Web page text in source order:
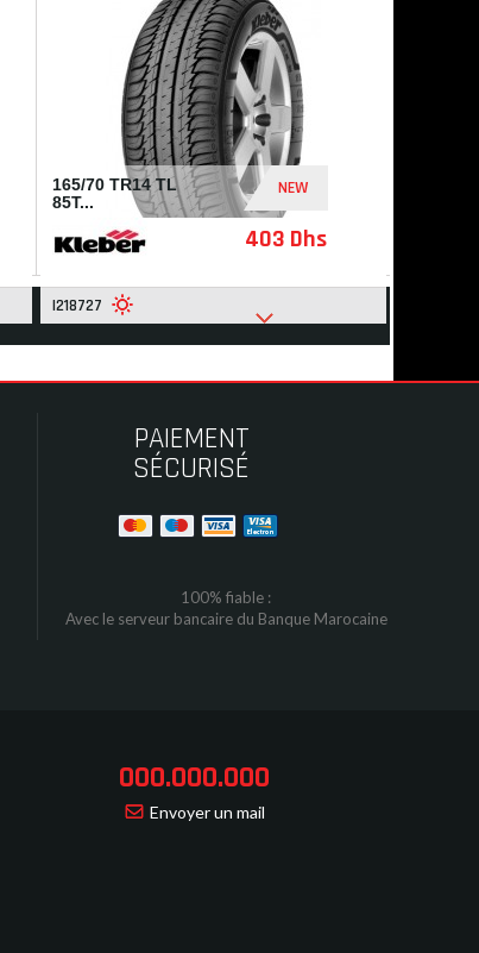
165/70 TR14 TL
85T...
NEW
403 Dhs
I218727
PAIEMENT
SÉCURISÉ
100% fiable :
Avec le serveur bancaire du Banque Marocaine
000.000.000
Envoyer un mail